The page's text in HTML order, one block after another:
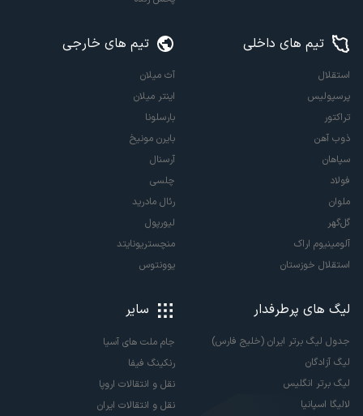
تیم های داخلی
استقلال
پرسپولیس
تراکتور
ذوب آهن
سپاهان
فولاد
ملوان
گل‌گهر
آلومینیوم اراک
استقلال خوزستان
تیم های خارجی
آث میلان
اینتر میلان
بارسلونا
بایرن مونیخ
آرسنال
چلسی
رئال مادرید
لیورپول
منچستریونایتد
یوونتوس
لیگ های پرطرفدار
جدول لیگ برتر ایران (خلیج فارس)
لیگ آزادگان
لیگ برتر انگلیس
لالیگا اسپانیا
سایر
جام ملت های آسیا
رنکینگ فیفا
نقل و انتقالات اروپا
نقل و انتقالات ایران